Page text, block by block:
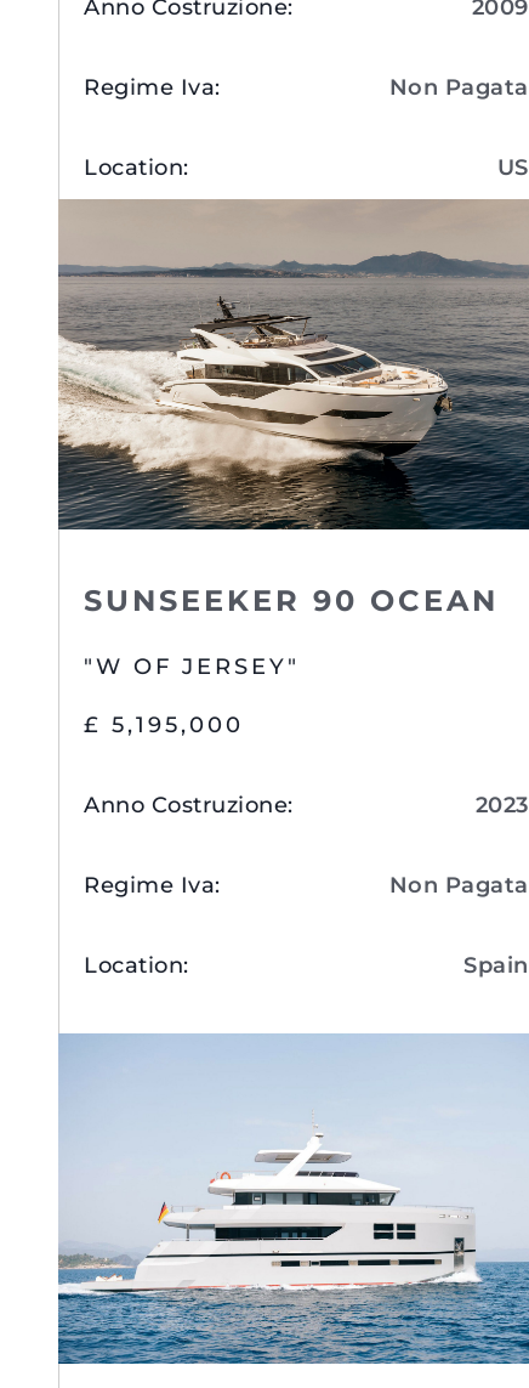
Anno Costruzione: 2009
Regime Iva: Non Pagata
Location: US
SUNSEEKER 90 OCEAN
"W OF JERSEY"
£ 5,195,000
Anno Costruzione: 2023
Regime Iva: Non Pagata
Location: Spain
Informazioni
Mappa Del Sito
Cookies